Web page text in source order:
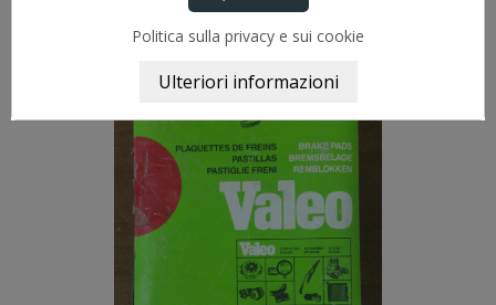
Politica sulla privacy e sui cookie